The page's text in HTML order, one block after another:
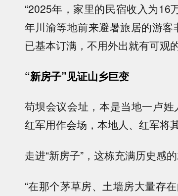
“2025年，家里的民宿收入为16
年川渝等地前来避暑旅居的游
已基本订满，不用外出就有可观
“新房子”见证山乡巨变
苟坝会议会址，本是当地一卢
红军用作会场，本地人、红军将其
走进“新房子”，这栋充满历史感
“在那个茅草房、土墙房大量存